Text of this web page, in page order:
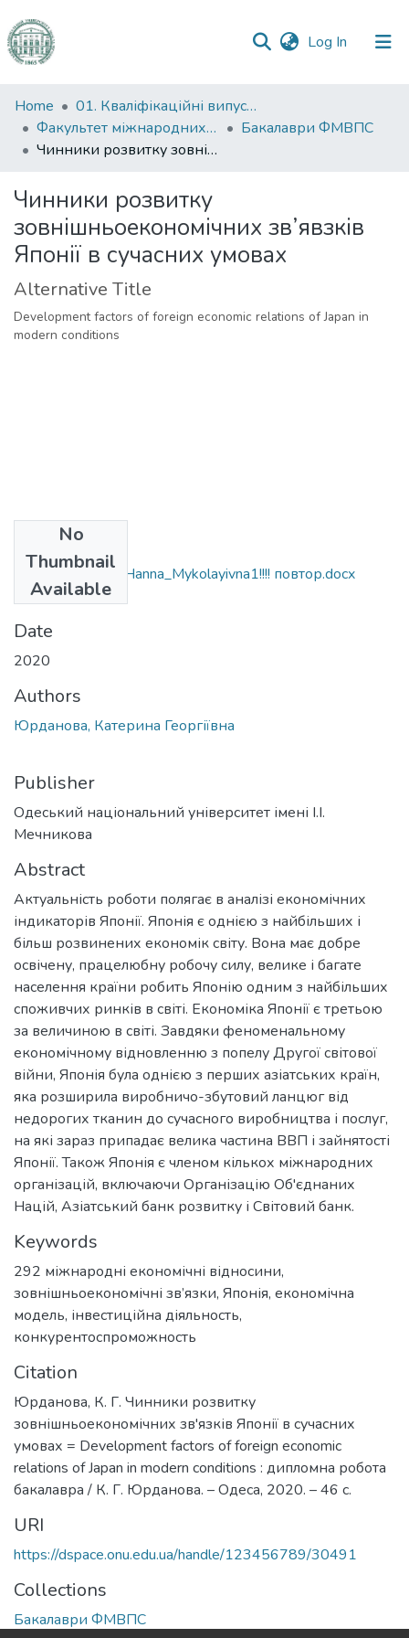
Log In (current)
Communities
&
Collections
Statistics
Home
01. Кваліфікаційні випускні роботи здобувачів вищої освіти
Факультет міжнародних відносин, політології та соціології
Бакалаври ФМВПС
Чинники розвитку зовнішньоекономічних зв’явзків Японії в сучасних умовах
Чинники розвитку
зовнішньоекономічних зв’явзків
Японії в сучасних умовах
Alternative Title
Development factors of foreign economic relations of Japan in
modern conditions
No
Thumbnail
Available
292_Serbenova_Hanna_Mykolayivna1!!!! повтор.docx
(26.07 KB)
Date
2020
Authors
Юрданова, Катерина Георгіївна
Publisher
Одеський національний університет імені І.І.
Мечникова
Abstract
Актуальність роботи полягає в аналізі економічних
індикаторів Японії. Японія є однією з найбільших і
більш розвинених економік світу. Вона має добре
освічену, працелюбну робочу силу, велике і багате
населення країни робить Японію одним з найбільших
споживчих ринків в світі. Економіка Японії є третьою
за величиною в світі. Завдяки феноменальному
економічному відновленню з попелу Другої світової
війни, Японія була однією з перших азіатських країн,
яка розширила виробничо-збутовий ланцюг від
недорогих тканин до сучасного виробництва і послуг,
на які зараз припадає велика частина ВВП і зайнятості
Японії. Також Японія є членом кількох міжнародних
організацій, включаючи Організацію Об'єднаних
Націй, Азіатський банк розвитку і Світовий банк.
Keywords
292 міжнародні економічні відносини,
зовнішньоекономічні зв’язки, Японія, економічна
модель, інвестиційна діяльность,
конкурентоспроможность
Citation
Юрданова, К. Г. Чинники розвитку
зовнішньоекономічних зв'язків Японії в сучасних
умовах = Development factors of foreign economic
relations of Japan in modern conditions : дипломна робота
бакалавра / К. Г. Юрданова. – Одеса, 2020. – 46 с.
URI
https://dspace.onu.edu.ua/handle/123456789/30491
Collections
Бакалаври ФМВПС